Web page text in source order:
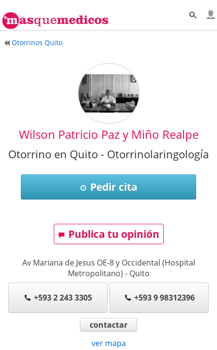
Otorrinos Quito
Wilson Patricio Paz y Miño Realpe
Otorrino en Quito - Otorrinolaringología
Pedir cita
Publica tu opinión
Av Mariana de Jesus OE-8 y Occidental (Hospital
Metropolitano) - Quito
+593 2 243 3305 +593 9 98312396
contactar
ver mapa